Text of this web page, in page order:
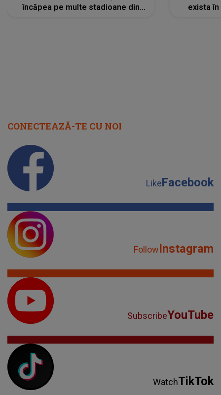
încăpea pe multe stadioane din
exista
CONECTEAZĂ-TE CU NOI
LikeFacebook
FollowInstagram
SubscribeYouTube
WatchTikTok